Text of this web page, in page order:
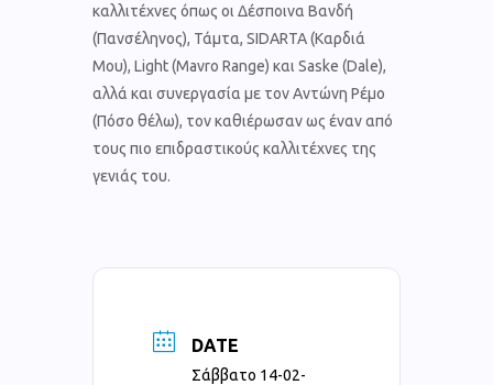
καλλιτέχνες όπως οι Δέσποινα Βανδή
(Πανσέληνος), Τάμτα, SIDARTA (Καρδιά
Μου), Light (Mavro Range) και Saske (Dale),
αλλά και συνεργασία με τον Αντώνη Ρέμο
(Πόσο θέλω), τον καθιέρωσαν ως έναν από
τους πιο επιδραστικούς καλλιτέχνες της
γενιάς του.
DATE
Σάββατο 14-02-